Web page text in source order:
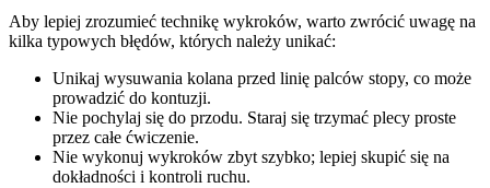
Aby lepiej zrozumieć technikę wykroków, warto zwrócić uwagę na
kilka typowych błędów, których należy unikać:
Unikaj wysuwania kolana przed linię palców stopy, co może
prowadzić do kontuzji.
Nie pochylaj się do przodu. Staraj się trzymać plecy proste
przez całe ćwiczenie.
Nie wykonuj wykroków zbyt szybko; lepiej skupić się na
dokładności i kontroli ruchu.